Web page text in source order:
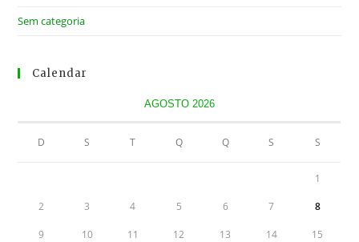
Sem categoria
Calendar
AGOSTO 2026
D S T Q Q S S
1
2 3 4 5 6 7 8
9 10 11 12 13 14 15